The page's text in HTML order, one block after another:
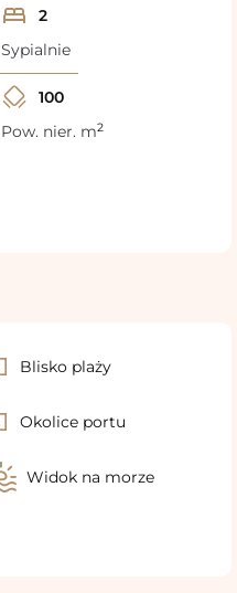
2
Sypialnie
100
Pow. nier. m2
Blisko plaży
Okolice portu
Widok na morze